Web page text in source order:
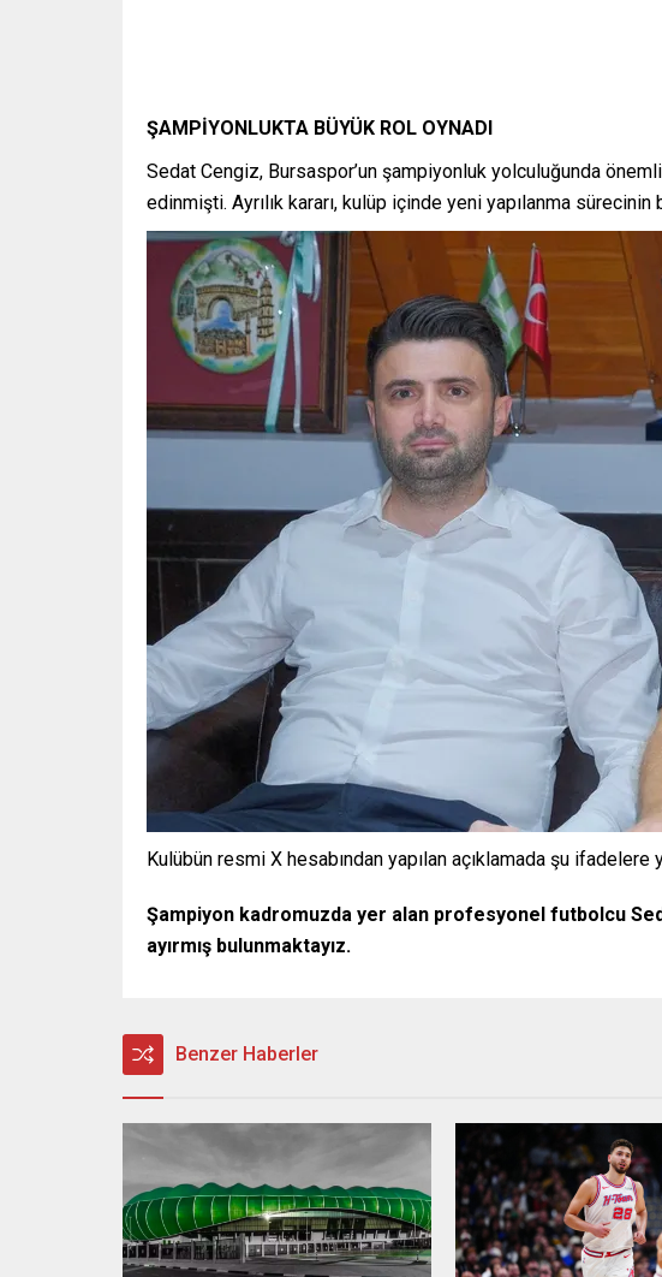
ŞAMPİYONLUKTA BÜYÜK ROL OYNADI
Sedat Cengiz, Bursaspor’un şampiyonluk yolculuğunda
edinmişti. Ayrılık kararı, kulüp içinde yeni yapılanma
Kulübün resmi X hesabından yapılan açıklamada şu ifadelere
Şampiyon kadromuzda yer alan profesyonel futbolcu
ayırmış bulunmaktayız.
Benzer Haberler